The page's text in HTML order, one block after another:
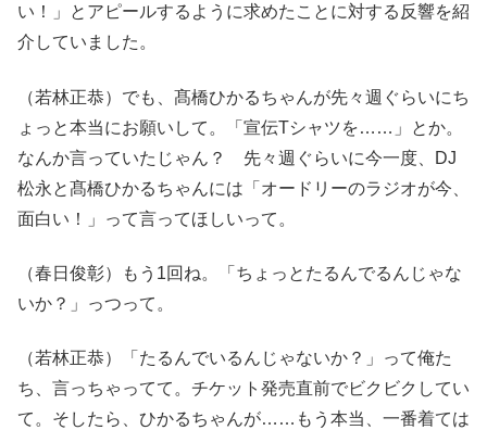
い！」とアピールするように求めたことに対する反響を紹
介していました。
（若林正恭）でも、髙橋ひかるちゃんが先々週ぐらいにち
ょっと本当にお願いして。「宣伝Tシャツを……」とか。
なんか言っていたじゃん？ 先々週ぐらいに今一度、DJ
松永と髙橋ひかるちゃんには「オードリーのラジオが今、
面白い！」って言ってほしいって。
（春日俊彰）もう1回ね。「ちょっとたるんでるんじゃな
いか？」っつって。
（若林正恭）「たるんでいるんじゃないか？」って俺た
ち、言っちゃってて。チケット発売直前でビクビクしてい
て。そしたら、ひかるちゃんが……もう本当、一番着ては